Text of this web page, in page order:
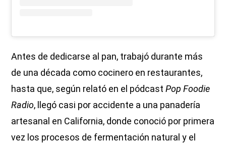
Antes de dedicarse al pan, trabajó durante más
de una década como cocinero en restaurantes,
hasta que, según relató en el pódcastPop Foodie
Radio, llegó casi por accidente a una panadería
artesanal en California, donde conoció por primera
vez los procesos de fermentación natural y el